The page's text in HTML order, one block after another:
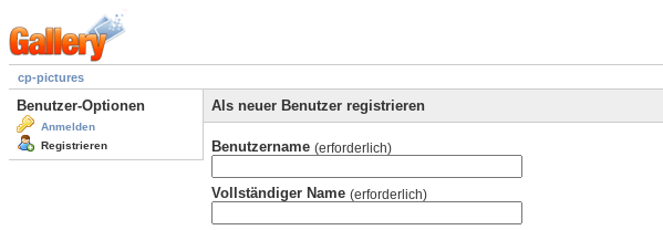
cp-pictures
Benutzer-Optionen
Anmelden
Registrieren
Als neuer Benutzer registrieren
Benutzername (erforderlich)
Vollständiger Name (erforderlich)